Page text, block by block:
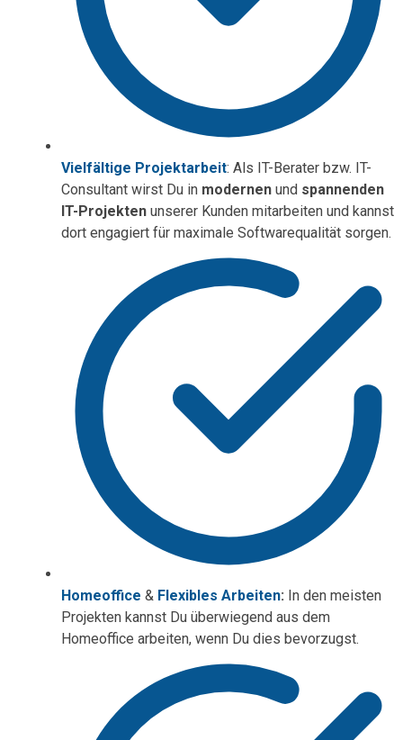
Vielfältige Projektarbeit: Als IT-Berater bzw. IT-
Consultant wirst Du in modernen und spannenden
IT-Projekten unserer Kunden mitarbeiten und kannst
dort engagiert für maximale Softwarequalität sorgen.
Homeoffice & Flexibles Arbeiten: In den meisten
Projekten kannst Du überwiegend aus dem
Homeoffice arbeiten, wenn Du dies bevorzugst.